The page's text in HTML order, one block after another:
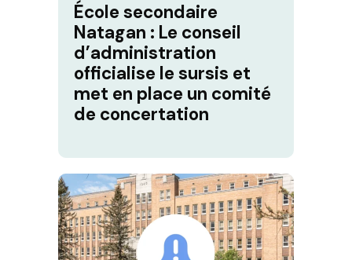
École secondaire
Natagan : Le conseil
d’administration
officialise le sursis et
met en place un comité
de concertation